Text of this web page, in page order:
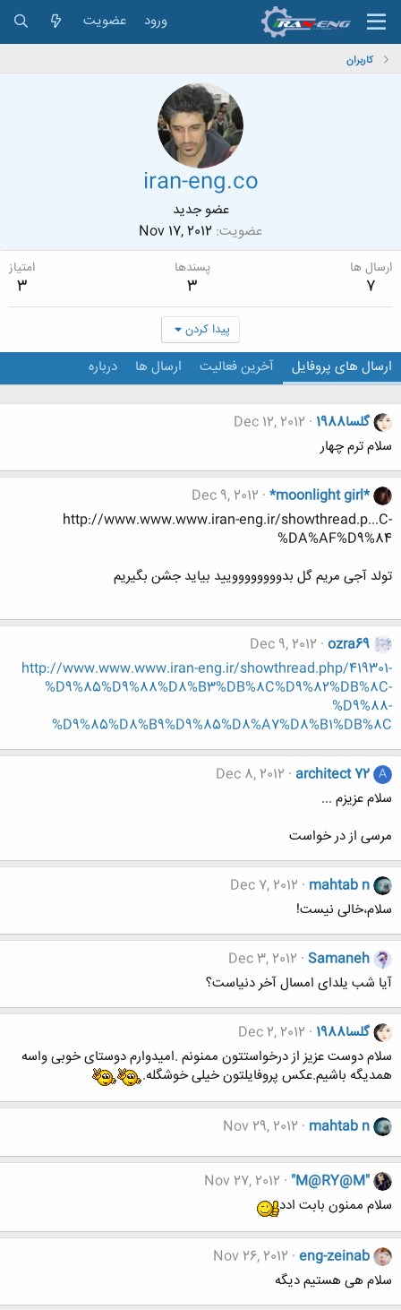
ورود عضویت
کاربران
iran-eng.co
عضو جدید
عضویت Nov 17, 2012
ارسال ها
7
پسندها
3
امتیاز
3
پیدا کردن
ارسال های پروفایل آخرین فعالیت ارسال ها درباره
گلسا1988
Dec 12, 2012
سلام ترم چهار
*moonlight girl*
Dec 9, 2012
http://www.www.www.iran-eng.ir/showthread.p...C-
%DA%AF%D9%84
تولد آجی مریم گل بدوووووووویید بیاید جشن بگیریم
ozra69
Dec 9, 2012
http://www.www.www.iran-eng.ir/showthread.php/419301-
%D9%85%D9%88%D8%B3%DB%8C%D9%82%DB%8C-
%D9%88-
%D9%85%D8%B9%D9%85%D8%A7%D8%B1%DB%8C
A
architect 72
Dec 8, 2012
سلام عزیزم ...
مرسی از در خواست
mahtab n
Dec 7, 2012
سلام،خالی نیست!
Samaneh
Dec 3, 2012
آیا شب یلدای امسال آخر دنیاست؟
گلسا1988
Dec 2, 2012
سلام دوست عزیز از درخواستتون ممنونم .امیدوارم دوستای خوبی واسه
همدیگه باشیم.عکس پروفایلتون خیلی خوشگله.
mahtab n
Nov 29, 2012
"M@RY@M"
Nov 27, 2012
سلام ممنون بابت ادد
eng-zeinab
Nov 26, 2012
سلام هی هستیم دیگه